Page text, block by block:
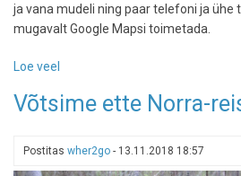
ja vana mudeli ning paar telefoni ja ühe
mugavalt Google Mapsi toimetada.
Loe veel
kaardistasime
View
Võtsime ette Norra-
Postitas wher2go - 13.11.2018 18:57